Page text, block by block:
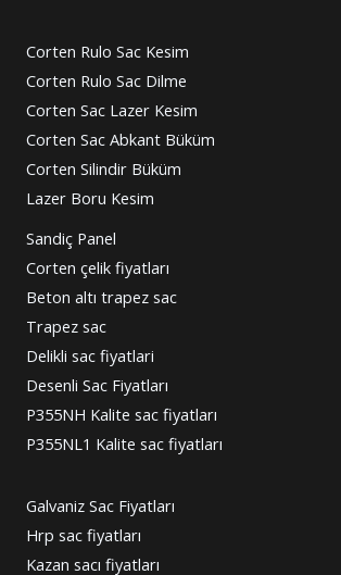
Corten Rulo Sac Kesim
Corten Rulo Sac Dilme
Corten Sac Lazer Kesim
Corten Sac Abkant Büküm
Corten Silindir Büküm
Lazer Boru Kesim
Sandiç Panel
Corten çelik fiyatları
Beton altı trapez sac
Trapez sac
Delikli sac fiyatlari
Desenli Sac Fiyatları
P355NH Kalite sac fiyatları
P355NL1 Kalite sac fiyatları
Galvaniz Sac Fiyatları
Hrp sac fiyatları
Kazan sacı fiyatları